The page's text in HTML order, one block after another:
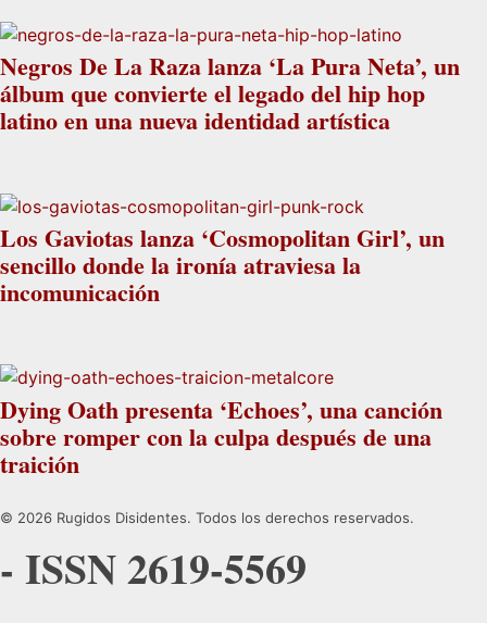
Negros De La Raza lanza ‘La Pura Neta’, un
álbum que convierte el legado del hip hop
latino en una nueva identidad artística
Los Gaviotas lanza ‘Cosmopolitan Girl’, un
sencillo donde la ironía atraviesa la
incomunicación
Dying Oath presenta ‘Echoes’, una canción
sobre romper con la culpa después de una
traición
© 2026 Rugidos Disidentes. Todos los derechos reservados.
- ISSN 2619-5569